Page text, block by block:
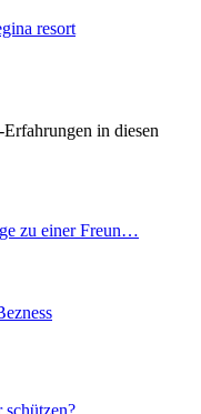
resort
in diesen
zu einer Freun…